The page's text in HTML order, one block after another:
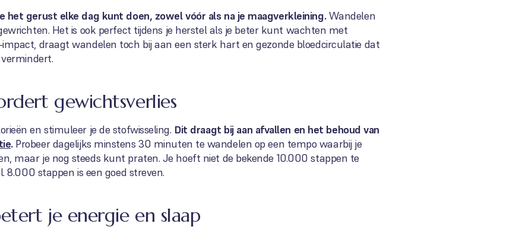
het gerust elke dag kunt doen, zowel vóór als na je maagverkleining.Wandelen
Het is ook perfect tijdens je herstel als je beter kunt wachten met
draagt wandelen toch bij aan een sterk hart en gezonde bloedcirculatie dat
gewichtsverlies
en stimuleer je de stofwisseling. Dit draagt bij aan afvallen en het behoud van
.Probeer dagelijks minstens 30 minuten te wandelen op een tempo waarbij je
maar je nog steeds kunt praten. Je hoeft niet de bekende 10.000 stappen te
8.000 stappen is een goed streven.
je energie en slaap